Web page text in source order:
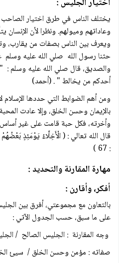
اختيار الجليس :
يختلف الناس في طرق اختيار الصاحب
وعاداتهم وميولهم. ونظرا لأن الإنسان
ويعرف بين الناس بصفات من يقارب،
حثنا رسول الله صلي الله عليه
والصديق، قال صلي الله عليه وسلم : "
أحدكم من يخالط " . (أحمد)
ومن أهم الضوابط التي حددها الإسلام
بالإيمان وحسن الخلق، وإلا عادت
وأخرته، فكل حبة قامت على غير أساس
قال الله تعالي : ( الْأَخِلَّاءُ يَوْمَئِذٍ
: 67 )
مهارة المقارنة والتحديد :
أفكر، وأقارن :
بالتعاون مع مجموعتي، أفرق بين
على ما سبق، حسب الجدول الآتي :
وجه المقارنة : الجليس الصالح /
صفاته : مؤمن وحسن الخلق / سيئ